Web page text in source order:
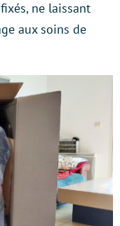
ne laissant
aux soins de